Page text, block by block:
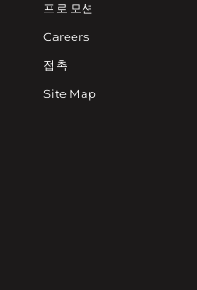
프로 모션
Careers
접촉
Site Map